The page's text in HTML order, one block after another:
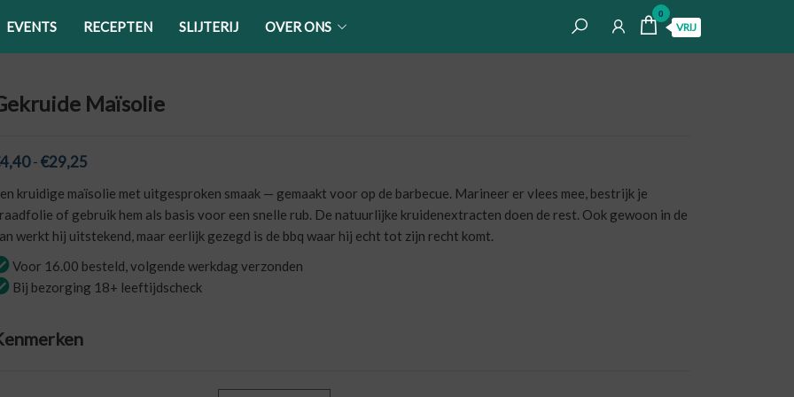
0
VRIJ
EVENTS RECEPTEN SLIJTERIJ OVER ONS
Maïsolie
4,40-€29,25Prijsklasse:
€4,40
tot
€29,25
kruidige maïsolie met uitgesproken smaak — gemaakt voor op de barbecue. Marineer er vlees mee, bestrijk je
of gebruik hem als basis voor een snelle rub. De natuurlijke kruidenextracten doen de rest. Ook gewoon in de
werkt hij uitstekend, maar eerlijk gezegd is de bbq waar hij echt tot zijn recht komt.
Voor 16.00 besteld, volgende werkdag verzonden
Bij bezorging 18+ leeftijdscheck